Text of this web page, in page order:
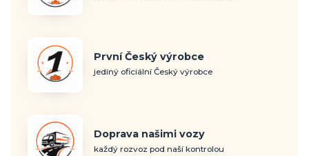
První Český výrobce
jediný oficiální Český výrobce
Doprava našimi vozy
každý rozvoz pod naší kontrolou